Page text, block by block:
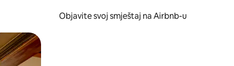
Objavite svoj smještaj na Airbnb-u